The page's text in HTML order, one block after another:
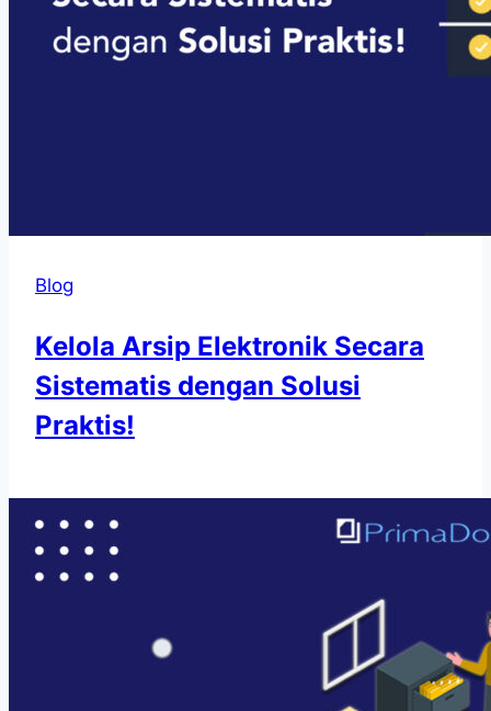
Blog
Kelola Arsip Elektronik Secara
Sistematis dengan Solusi
Praktis!